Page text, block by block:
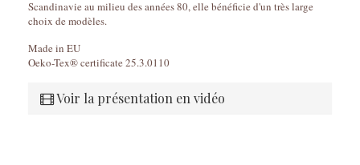
Scandinavie au milieu des années 80, elle bénéficie d'un très large
choix de modèles.
Made in EU
Oeko-Tex® certificate 25.3.0110
Voir la présentation en vidéo